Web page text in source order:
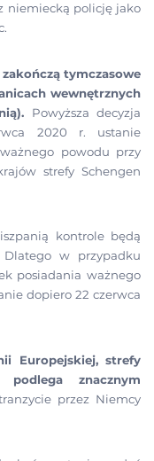
niemiecką policję jako
zakończą tymczasowe
wewnętrznych
Powyższa decyzja
2020 r. ustanie
powodu przy
strefy Schengen
kontrole będą
w przypadku
posiadania ważnego
dopiero 22 czerwca
Europejskiej, strefy
znacznym
przez Niemcy